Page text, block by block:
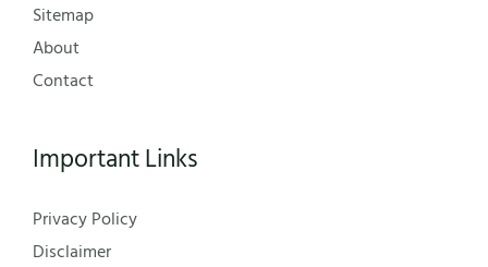
Sitemap
About
Contact
Important Links
Privacy Policy
Disclaimer